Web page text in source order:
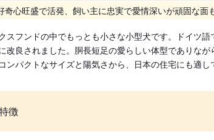
奇心旺盛で活発、飼い主に忠実で愛情深いが頑固な面
スフンドの中でもっとも小さな小型犬です。ドイツ
改良されました。胴長短足の愛らしい体型でありな
ンパクトなサイズと陽気さから、日本の住宅にも適
徴